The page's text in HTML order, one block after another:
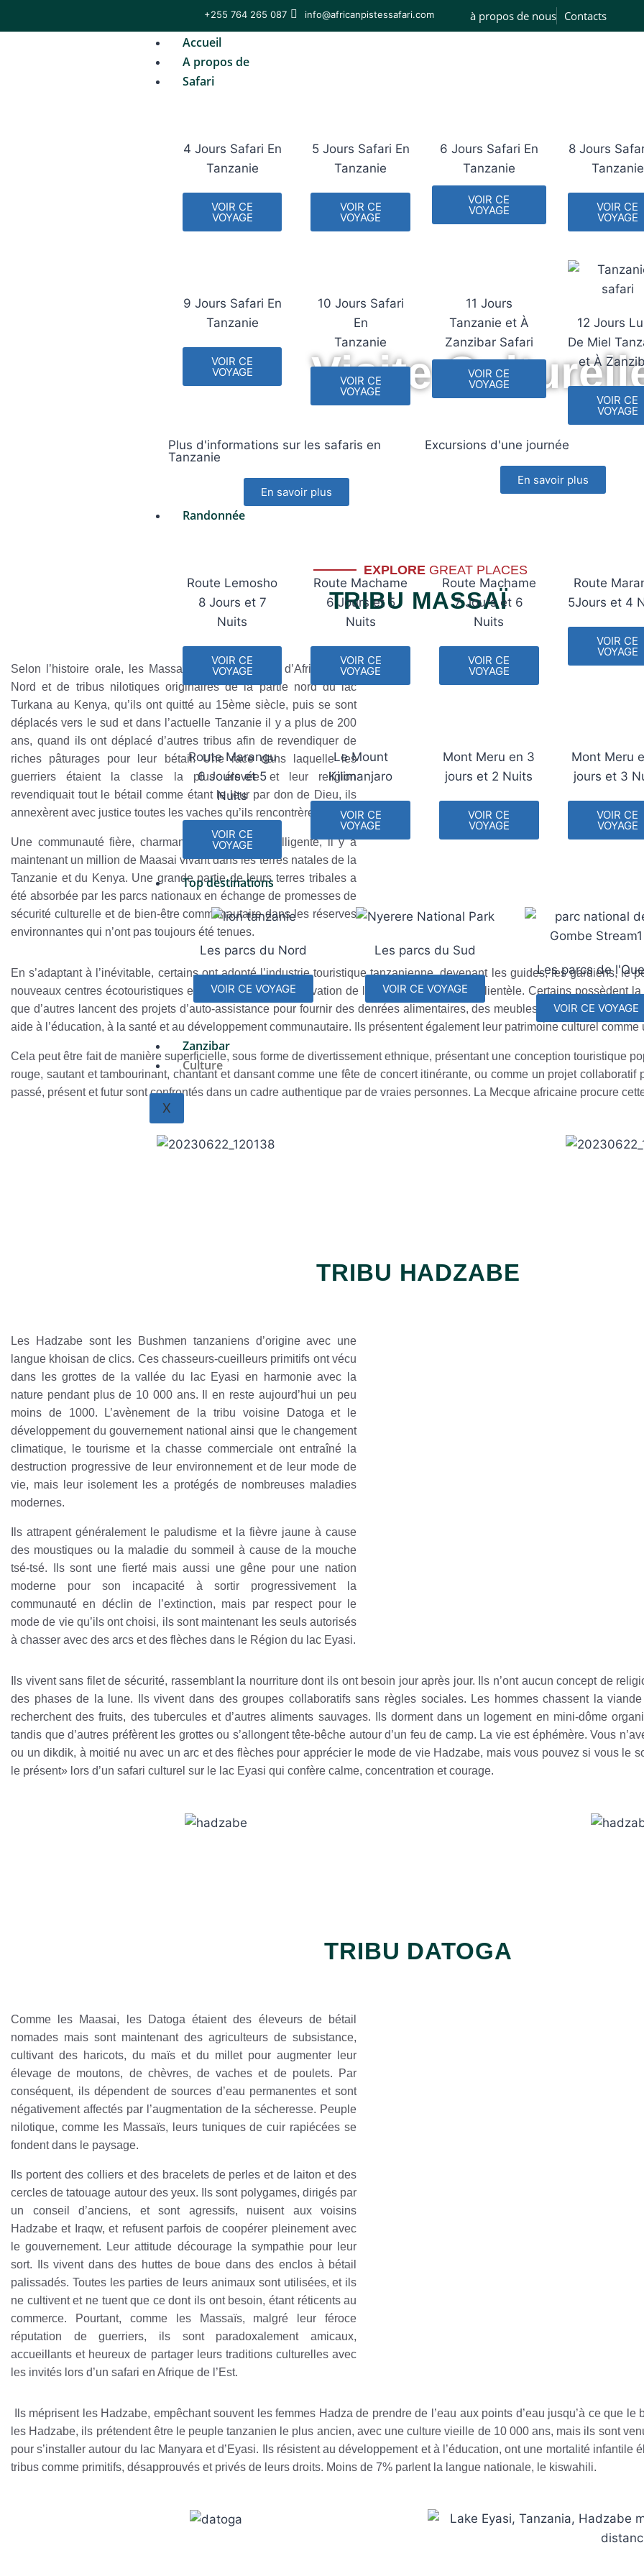
+255 764 265 087 info@africanpistessafari.com à propos de nous Contacts
Accueil
A propos de
Safari
4 Jours Safari En
Tanzanie
VOIR CE
VOYAGE
5 Jours Safari En
Tanzanie
VOIR CE
VOYAGE
6 Jours Safari En
Tanzanie
VOIR CE
VOYAGE
8 Jours
Tanzanie
VOIR CE
VOYAGE
9 Jours Safari En
Tanzanie
VOIR CE
VOYAGE
10 Jours Safari
En
Tanzanie
VOIR CE
VOYAGE
11 Jours
Tanzanie et À
Zanzibar Safari
VOIR CE
VOYAGE
12 Jours
De Miel
et À
VOIR CE
VOYAGE
Plus d'informations sur les safaris en
Tanzanie
En savoir plus
Excursions d'une journée
En savoir plus
Randonnée
Route Lemosho
8 Jours et 7
Nuits
VOIR CE
VOYAGE
Route Machame
6 Jours et 5
Nuits
VOIR CE
VOYAGE
Route Machame
7 Jours et 6
Nuits
VOIR CE
VOYAGE
Route
5Jours et 4
VOIR CE
VOYAGE
Route Marangu
6 Jours et 5
Nuits
VOIR CE
VOYAGE
Le Mount
Kilimanjaro
VOIR CE
VOYAGE
Mont Meru en 3
jours et 2 Nuits
VOIR CE
VOYAGE
Mont Meru
jours et 3
VOIR CE
VOYAGE
Top destinations
Les parcs du Nord
VOIR CE VOYAGE
Les parcs du Sud
VOIR CE VOYAGE
Les parcs de
VOIR CE VOYAGE
Zanzibar
Culture
X
Visite
EXPLORE GREAT PLACES
TRIBU MASSAÏ
Selon l’histoire orale, les Massaïs sont une fusion d’Africains du
Nord et de tribus nilotiques originaires de la partie nord du lac
Turkana au Kenya, qu’ils ont quitté au 15ème siècle, puis se sont
déplacés vers le sud et dans l’actuelle Tanzanie il y a plus de 200
ans, quand ils ont déplacé d’autres tribus afin de revendiquer de
riches pâturages pour leur bétail. Une race dans laquelle les
guerriers étaient la classe la plus élevée et leur religion
revendiquait tout le bétail comme étant le leur par don de Dieu, ils
annexèrent avec justice toutes les vaches qu’ils rencontrèrent.
Une communauté fière, charmante, amicale et intelligente, il y a
maintenant un million de Maasai vivant dans les terres natales de la
Tanzanie et du Kenya. Une grande partie de leurs terres tribales a
été absorbée par les parcs nationaux en échange de promesses de
sécurité culturelle et de bien-être communautaire dans les réserves
environnantes qui n’ont pas toujours été tenues.
En s’adaptant à l’inévitable, certains ont adopté l’industrie touristique tanzanienne, devenant les guides, les gardiens, le
nouveaux centres écotouristiques et coopérant à la conservation de la faune qui attire leur clientèle. Certains possèdent
que d’autres lancent des projets d’auto-assistance pour fournir des denrées alimentaires, des meubles, des bibelots et
aide à l’éducation, à la santé et au développement communautaire. Ils présentent également leur patrimoine culturel comme
Cela peut être fait de manière superficielle, sous forme de divertissement ethnique, présentant une conception touristique
rouge, sautant et tambourinant, chantant et dansant comme une fête de concert itinérante, ou comme un projet
passé, présent et futur sont confrontés dans un cadre authentique par de vraies personnes. La Mecque africaine procure
TRIBU HADZABE
Les Hadzabe sont les Bushmen tanzaniens d’origine avec une
langue khoisan de clics. Ces chasseurs-cueilleurs primitifs ont vécu
dans les grottes de la vallée du lac Eyasi en harmonie avec la
nature pendant plus de 10 000 ans. Il en reste aujourd’hui un peu
moins de 1000. L’avènement de la tribu voisine Datoga et le
développement du gouvernement national ainsi que le changement
climatique, le tourisme et la chasse commerciale ont entraîné la
destruction progressive de leur environnement et de leur mode de
vie, mais leur isolement les a protégés de nombreuses maladies
modernes.
Ils attrapent généralement le paludisme et la fièvre jaune à cause
des moustiques ou la maladie du sommeil à cause de la mouche
tsé-tsé. Ils sont une fierté mais aussi une gêne pour une nation
moderne pour son incapacité à sortir progressivement la
communauté en déclin de l’extinction, mais par respect pour le
mode de vie qu’ils ont choisi, ils sont maintenant les seuls autorisés
à chasser avec des arcs et des flèches dans le Région du lac Eyasi.
Ils vivent sans filet de sécurité, rassemblant la nourriture dont ils ont besoin jour après jour. Ils n’ont aucun concept de
des phases de la lune. Ils vivent dans des groupes collaboratifs sans règles sociales. Les hommes chassent la
recherchent des fruits, des tubercules et d’autres aliments sauvages. Ils dorment dans un logement en mini-dôme
tandis que d’autres préfèrent les grottes ou s’allongent tête-bêche autour d’un feu de camp. La vie est éphémère. Vous
ou un dikdik, à moitié nu avec un arc et des flèches pour apprécier le mode de vie Hadzabe, mais vous pouvez si vous le
le présent» lors d’un safari culturel sur le lac Eyasi qui confère calme, concentration et courage.
TRIBU DATOGA
Comme les Maasai, les Datoga étaient des éleveurs de bétail
nomades mais sont maintenant des agriculteurs de subsistance,
cultivant des haricots, du maïs et du millet pour augmenter leur
élevage de moutons, de chèvres, de vaches et de poulets. Par
conséquent, ils dépendent de sources d’eau permanentes et sont
négativement affectés par l’augmentation de la sécheresse. Peuple
nilotique, comme les Massaïs, leurs tuniques de cuir rapiécées se
fondent dans le paysage.
Ils portent des colliers et des bracelets de perles et de laiton et des
cercles de tatouage autour des yeux. Ils sont polygames, dirigés par
un conseil d’anciens, et sont agressifs, nuisent aux voisins
Hadzabe et Iraqw, et refusent parfois de coopérer pleinement avec
le gouvernement. Leur attitude décourage la sympathie pour leur
sort. Ils vivent dans des huttes de boue dans des enclos à bétail
palissadés. Toutes les parties de leurs animaux sont utilisées, et ils
ne cultivent et ne tuent que ce dont ils ont besoin, étant réticents au
commerce. Pourtant, comme les Massaïs, malgré leur féroce
réputation de guerriers, ils sont paradoxalement amicaux,
accueillants et heureux de partager leurs traditions culturelles avec
les invités lors d’un safari en Afrique de l’Est.
Ils méprisent les Hadzabe, empêchant souvent les femmes Hadza de prendre de l’eau aux points d’eau jusqu’à ce que
les Hadzabe, ils prétendent être le peuple tanzanien le plus ancien, avec une culture vieille de 10 000 ans, mais ils sont
pour s’installer autour du lac Manyara et d’Eyasi. Ils résistent au développement et à l’éducation, ont une mortalité infantile
tribus comme primitifs, désapprouvés et privés de leurs droits. Moins de 7% parlent la langue nationale, le kiswahili.